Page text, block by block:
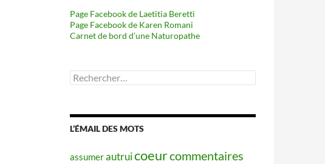
Page Facebook de Laetitia Beretti
Page Facebook de Karen Romani
Carnet de bord d’une Naturopathe
Rechercher :
L’ÉMAIL DES MOTS
assumerautruicoeurcommentaires